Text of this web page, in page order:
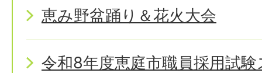
恵み野盆踊り＆花火大会
令和8年度恵庭市職員採用試